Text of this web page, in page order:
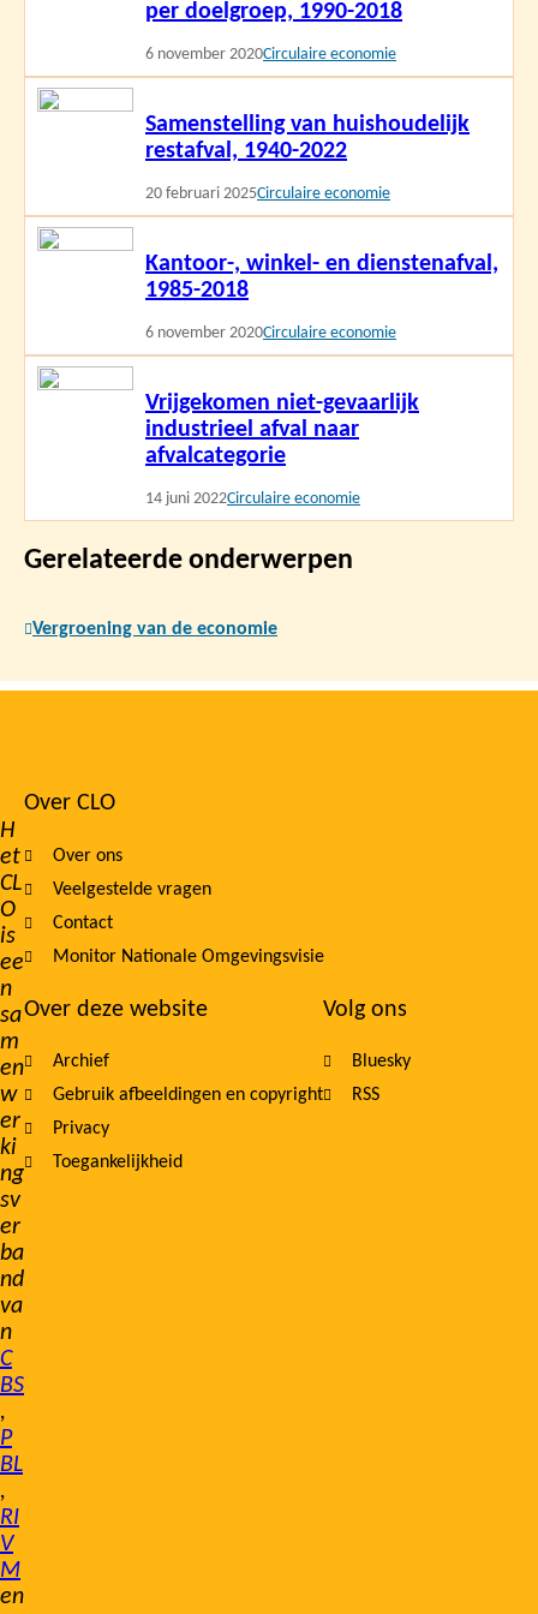
per doelgroep, 1990-2018
6 november 2020Circulaire economie
Samenstelling van huishoudelijk
restafval, 1940-2022
20 februari 2025Circulaire economie
Lees
Kantoor-, winkel- en dienstenafval,
1985-2018
6 november 2020Circulaire economie
Lees
Vrijgekomen niet-gevaarlijk
industrieel afval naar
afvalcategorie
14 juni 2022Circulaire economie
Lees
Gerelateerde onderwerpen
Vergroening van de economie
H
et
CL
O
is
ee
n
sa
m
en
w
er
ki
ng
sv
er
ba
nd
va
n
C
BS
,
P
BL
,
RI
V
M
en
Footer
navigation
Over CLO
Over ons
Veelgestelde vragen
Contact
Monitor Nationale Omgevingsvisie
Over deze website
Archief
Gebruik afbeeldingen en copyright
Privacy
Toegankelijkheid
Volg ons
Bluesky
RSS